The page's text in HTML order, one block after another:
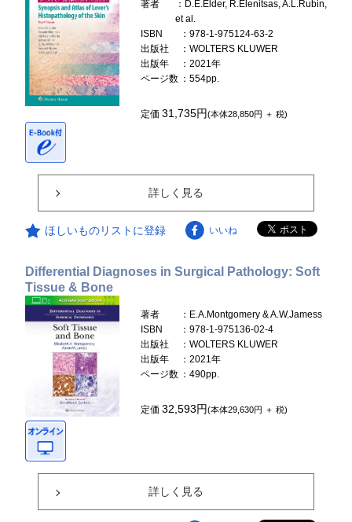
著者
：D.E.Elder, R.Elenitsas, A.L.Rubin,
et al.
ISBN
：978-1-975124-63-2
出版社
：WOLTERS KLUWER
出版年
：2021年
ページ数 ：554pp.
定価31,735円(本体28,850円 ＋ 税)
詳しく見る
ほしいものリストに登録 いいね
Differential Diagnoses in Surgical Pathology: Soft
Tissue & Bone
著者
：E.A.Montgomery & A.W.Jamess
ISBN
：978-1-975136-02-4
出版社
：WOLTERS KLUWER
出版年
：2021年
ページ数 ：490pp.
定価32,593円(本体29,630円 ＋ 税)
詳しく見る